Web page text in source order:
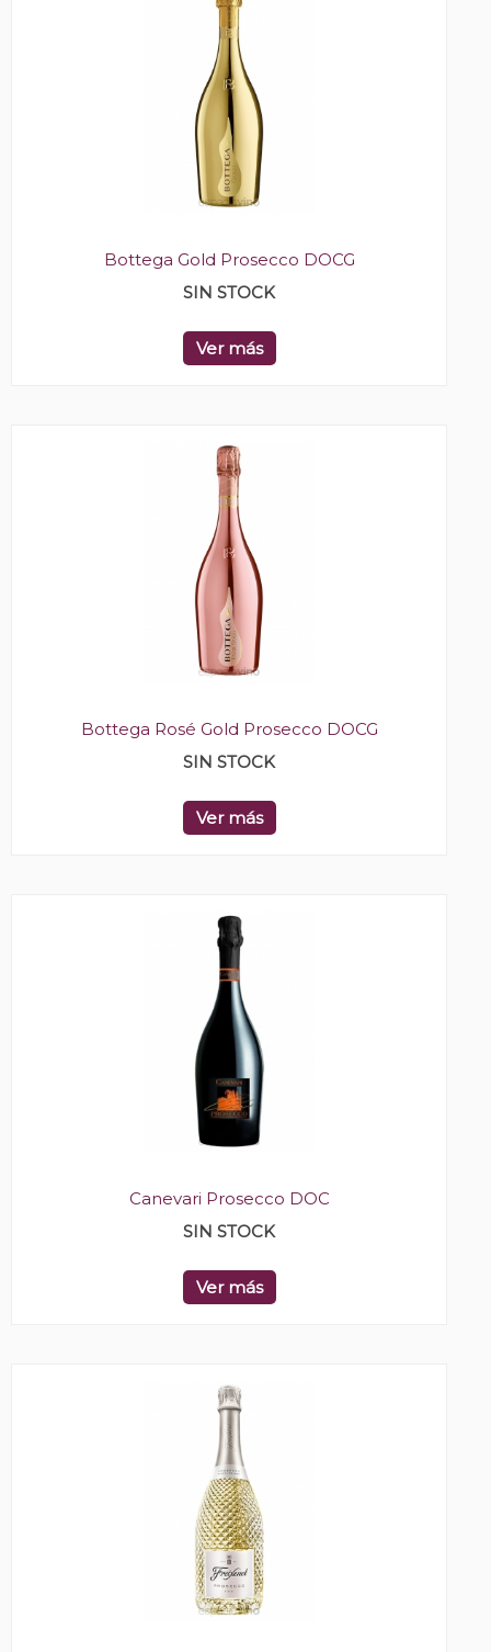
Bottega Gold Prosecco DOCG
SIN STOCK
Ver más
Bottega Rosé Gold Prosecco DOCG
SIN STOCK
Ver más
Canevari Prosecco DOC
SIN STOCK
Ver más